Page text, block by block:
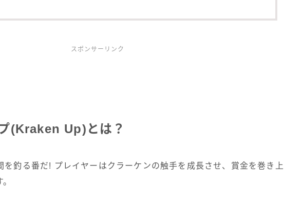
スポンサーリンク
(Kraken Up)とは？
を釣る番だ! プレイヤーはクラーケンの触手を成長させ、賞金を巻き上